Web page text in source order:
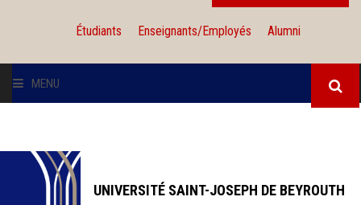
Étudiants Enseignants/Employés Alumni
MENU
INSTITUTIONS
UNIVERSITÉ SAINT-JOSEPH DE BEYROUTH